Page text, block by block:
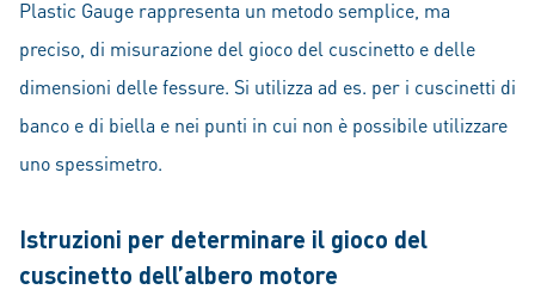
Plastic Gauge rappresenta un metodo semplice, ma
preciso, di misurazione del gioco del cuscinetto e delle
dimensioni delle fessure. Si utilizza ad es. per i cuscinetti di
banco e di biella e nei punti in cui non è possibile utilizzare
uno spessimetro.
Istruzioni per determinare il gioco del
cuscinetto dell’albero motore